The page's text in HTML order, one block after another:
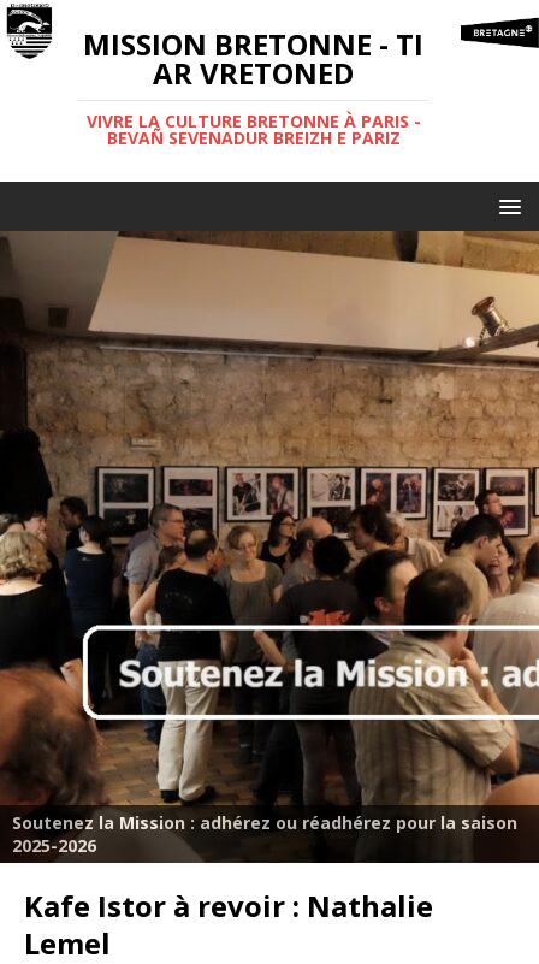
MISSION BRETONNE - TI
AR VRETONED
VIVRE LA CULTURE BRETONNE À PARIS -
BEVAÑ SEVENADUR BREIZH E PARIZ
Soutenez la Mission : adhérez ou réadhérez pour la saison
2025-2026
Kafe Istor à revoir : Nathalie
Lemel